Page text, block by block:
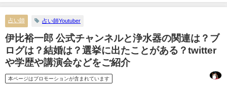
ログは？結婚は？選挙に出たことがある？twitterや学歴や講演会などをご紹介
占い師 占い師Youtuber
伊比裕一郎 公式チャンネルと浄水器の関連は？ブ
ログは？結婚は？選挙に出たことがある？twitter
や学歴や講演会などをご紹介
本ページはプロモーションが含まれています